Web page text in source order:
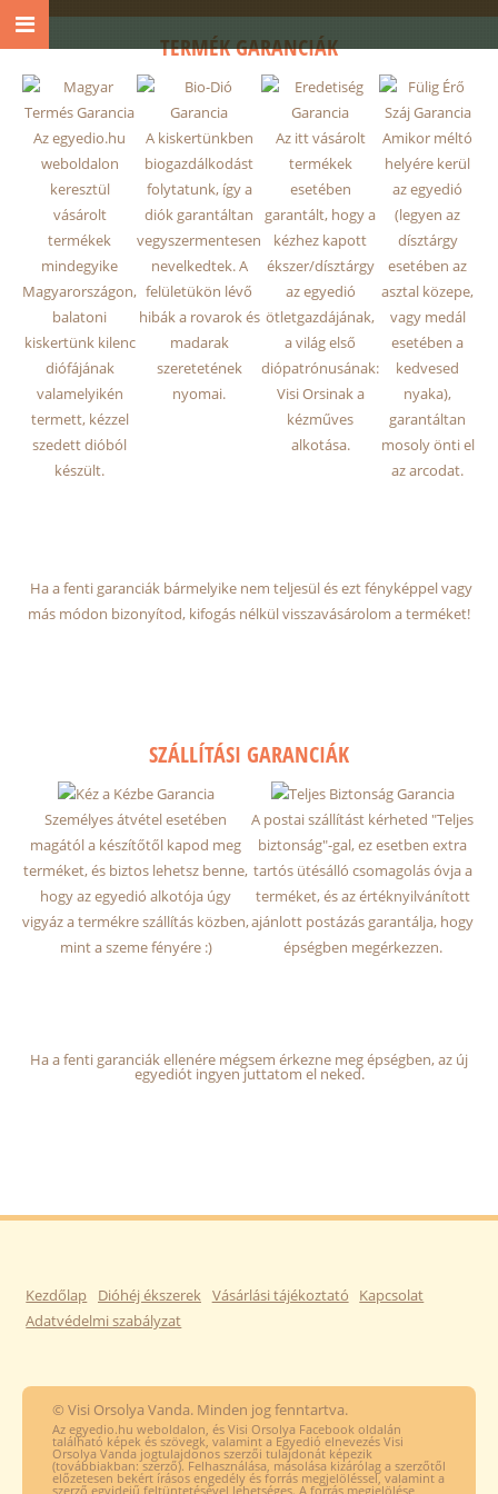
TERMÉK GARANCIÁK
Az egyedio.hu
weboldalon
keresztül
vásárolt
termékek
mindegyike
Magyarországon,
balatoni
kiskertünk kilenc
diófájának
valamelyikén
termett, kézzel
szedett dióból
készült.
A kiskertünkben
biogazdálkodást
folytatunk, így a
diók garantáltan
vegyszermentesen
nevelkedtek. A
felületükön lévő
hibák a rovarok és
madarak
szeretetének
nyomai.
Az itt vásárolt
termékek
esetében
garantált, hogy a
kézhez kapott
ékszer/dísztárgy
az egyedió
ötletgazdájának,
a világ első
diópatrónusának:
Visi Orsinak a
kézműves
alkotása.
Amikor méltó
helyére kerül
az egyedió
(legyen az
dísztárgy
esetében az
asztal közepe,
vagy medál
esetében a
kedvesed
nyaka),
garantáltan
mosoly önti el
az arcodat.
Ha a fenti garanciák bármelyike nem teljesül és ezt fényképpel vagy
más módon bizonyítod, kifogás nélkül visszavásárolom a terméket!
SZÁLLÍTÁSI GARANCIÁK
Személyes átvétel esetében
magától a készítőtől kapod meg
terméket, és biztos lehetsz benne,
hogy az egyedió alkotója úgy
vigyáz a termékre szállítás közben,
mint a szeme fényére :)
A postai szállítást kérheted "Teljes
biztonság"-gal, ez esetben extra
tartós ütésálló csomagolás óvja a
terméket, és az értéknyilvánított
ajánlott postázás garantálja, hogy
épségben megérkezzen.
Ha a fenti garanciák ellenére mégsem érkezne meg épségben, az új
egyediót ingyen juttatom el neked.
Kezdőlap Dióhéj ékszerek Vásárlási tájékoztató
Kapcsolat
Adatvédelmi szabályzat
© Visi Orsolya Vanda. Minden jog fenntartva.
Az egyedio.hu weboldalon, és Visi Orsolya Facebook oldalán
található képek és szövegk, valamint a Egyedió elnevezés Visi
Orsolya Vanda jogtulajdonos szerzői tulajdonát képezik
(továbbiakban: szerző). Felhasználása, másolása kizárólag a szerzőtől
előzetesen bekért írásos engedély és forrás megjelöléssel, valamint a
szerző egyidejű feltüntetésével lehetséges. A forrás megjelölése